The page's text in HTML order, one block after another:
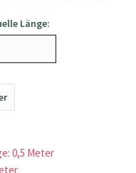
Länge:
0,5 Meter